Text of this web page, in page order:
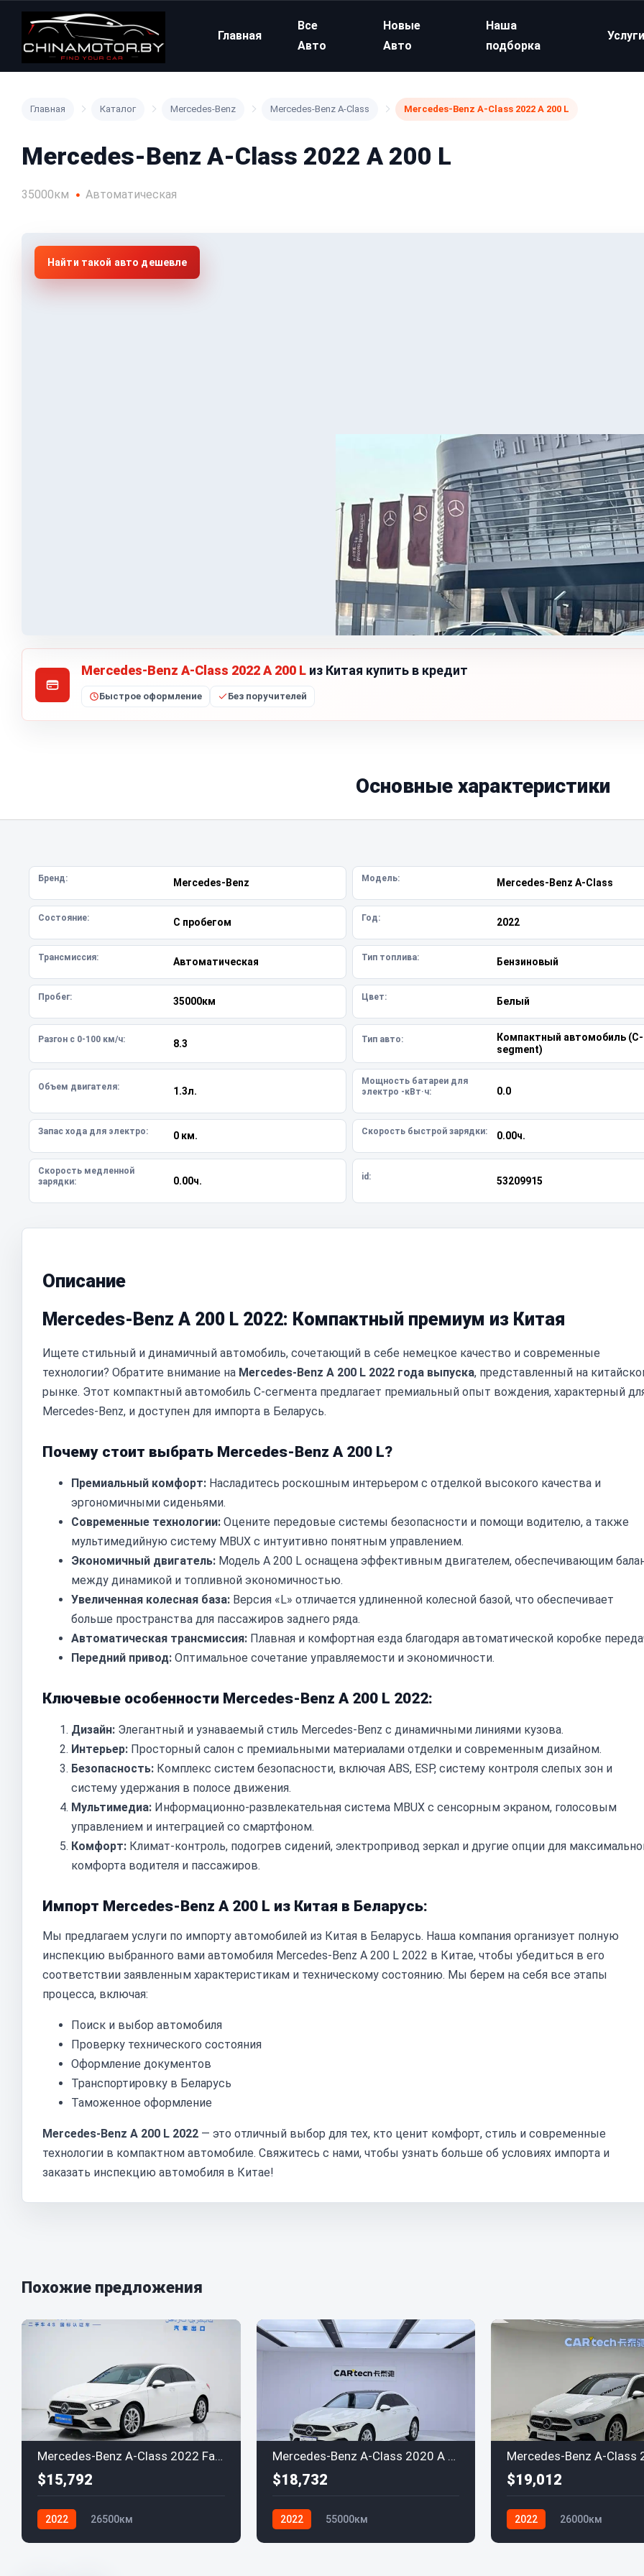
Главная
Все
Авто
Новые
Авто
Наша
подборка
Услуги
Главная Каталог Mercedes-Benz Mercedes-Benz A-Class Mercedes-Benz A-Class 2022 A 200 L
Mercedes-Benz A-Class 2022 A 200 L
35000км Автоматическая
Найти такой авто дешевле
Mercedes-Benz A-Class 2022 A 200 L из Китая купить в кредит
Быстрое оформление Без поручителей
Основные характеристики
Бренд: Mercedes-Benz Модель: Mercedes-Benz A-Class
Состояние: С пробегом Год: 2022
Трансмиссия: Автоматическая Тип топлива: Бензиновый
Пробег: 35000км Цвет: Белый
Разгон с 0-100 км/ч: 8.3 Тип авто:
Компактный автомобиль (C-
segment)
Объем двигателя: 1.3л.
Мощность батареи для
электро -кВт·ч:
0.0
Запас хода для электро: 0 км. Скорость быстрой зарядки: 0.00ч.
Скорость медленной
зарядки:
0.00ч. id: 53209915
Описание
Mercedes-Benz A 200 L 2022: Компактный премиум из Китая
Ищете стильный и динамичный автомобиль, сочетающий в себе немецкое качество и современные
технологии? Обратите внимание на Mercedes-Benz A 200 L 2022 года выпуска, представленный на
рынке. Этот компактный автомобиль C-сегмента предлагает премиальный опыт вождения, характерный
Mercedes-Benz, и доступен для импорта в Беларусь.
Почему стоит выбрать Mercedes-Benz A 200 L?
Премиальный комфорт: Насладитесь роскошным интерьером с отделкой высокого качества и
эргономичными сиденьями.
Современные технологии: Оцените передовые системы безопасности и помощи водителю, а также
мультимедийную систему MBUX с интуитивно понятным управлением.
Экономичный двигатель: Модель A 200 L оснащена эффективным двигателем, обеспечивающим
между динамикой и топливной экономичностью.
Увеличенная колесная база: Версия «L» отличается удлиненной колесной базой, что обеспечивает
больше пространства для пассажиров заднего ряда.
Автоматическая трансмиссия: Плавная и комфортная езда благодаря автоматической коробке
Передний привод: Оптимальное сочетание управляемости и экономичности.
Ключевые особенности Mercedes-Benz A 200 L 2022:
Дизайн: Элегантный и узнаваемый стиль Mercedes-Benz с динамичными линиями кузова.
Интерьер: Просторный салон с премиальными материалами отделки и современным дизайном.
Безопасность: Комплекс систем безопасности, включая ABS, ESP, систему контроля слепых зон и
систему удержания в полосе движения.
Мультимедиа: Информационно-развлекательная система MBUX с сенсорным экраном, голосовым
управлением и интеграцией со смартфоном.
Комфорт: Климат-контроль, подогрев сидений, электропривод зеркал и другие опции для
комфорта водителя и пассажиров.
Импорт Mercedes-Benz A 200 L из Китая в Беларусь:
Мы предлагаем услуги по импорту автомобилей из Китая в Беларусь. Наша компания организует полную
инспекцию выбранного вами автомобиля Mercedes-Benz A 200 L 2022 в Китае, чтобы убедиться в его
соответствии заявленным характеристикам и техническому состоянию. Мы берем на себя все этапы
процесса, включая:
Поиск и выбор автомобиля
Проверку технического состояния
Оформление документов
Транспортировку в Беларусь
Таможенное оформление
Mercedes-Benz A 200 L 2022 — это отличный выбор для тех, кто ценит комфорт, стиль и современные
технологии в компактном автомобиле. Свяжитесь с нами, чтобы узнать больше об условиях импорта и
заказать инспекцию автомобиля в Китае!
Похожие предложения
Mercedes-Benz A-Class 2022 Facelift A 200 L Sport Sedan Fashion Edition
$15,792
2022
26500км
Mercedes-Benz A-Class 2020 A 200 L Sport Sedan
$18,732
2022
55000км
$19,012
2022
26000км